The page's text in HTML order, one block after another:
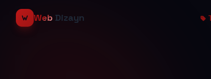
Web Dizayn